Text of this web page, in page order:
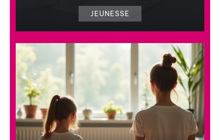
JEUNESSE